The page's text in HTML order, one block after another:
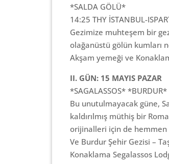
*SALDA GÖLÜ*
14:25 THY İSTANBUL-
Gezimize muhteşem bir
olağanüstü gölün kumları
Akşam yemeği ve
II. GÜN: 15 MAYIS PAZAR
*SAGALASSOS* *BURDUR*
Bu unutulmayacak güne,
kaldırılmış müthiş bir
orijinalleri için de hemmen
Ve Burdur Şehir Gezisi –
Konaklama Segalassos